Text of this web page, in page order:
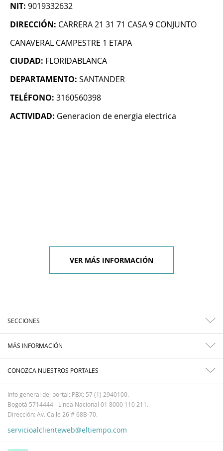
NIT: 9019332632
DIRECCIÓN: CARRERA 21 31 71 CASA 9 CONJUNTO
CANAVERAL CAMPESTRE 1 ETAPA
CIUDAD: FLORIDABLANCA
DEPARTAMENTO: SANTANDER
TELÉFONO: 3160560398
ACTIVIDAD: Generacion de energia electrica
VER MÁS INFORMACIÓN
SECCIONES
MÁS INFORMACIÓN
CONOZCA NUESTROS PORTALES
Info general del portal: PBX: 57 (1) 2940100.
Bogotá 5714444 - Línea Nacional 01 8000 110 211.
Dirección: Av. Calle 26 # 68B-70.
servicioalclienteweb@eltiempo.com